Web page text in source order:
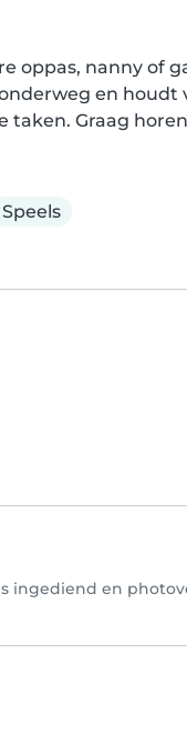
oppas, nanny of
en
Graag
Speels
ingediend en